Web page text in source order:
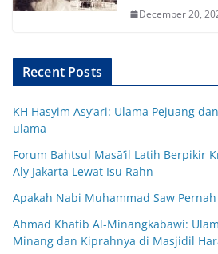
December 20,
Recent Posts
KH Hasyim Asy’ari: Ulama Pejuang
ulama
Forum Bahtsul Masā’il Latih Berpikir
Aly Jakarta Lewat Isu Rahn
Apakah Nabi Muhammad Saw Pernah
Ahmad Khatib Al-Minangkabawi:
Minang dan Kiprahnya di Masjidil